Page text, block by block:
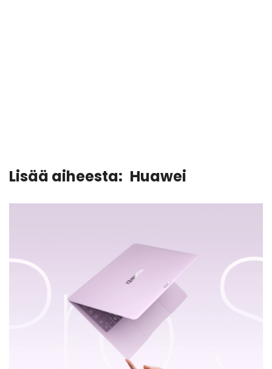
Lisää aiheesta: Huawei